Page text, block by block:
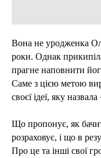
Вона не уродженка
роки. Однак
прагне наповнити
Саме з цією метою
своєї ідеї, яку
Що пропонує, як
розраховує, і що в
Про це та інші свої